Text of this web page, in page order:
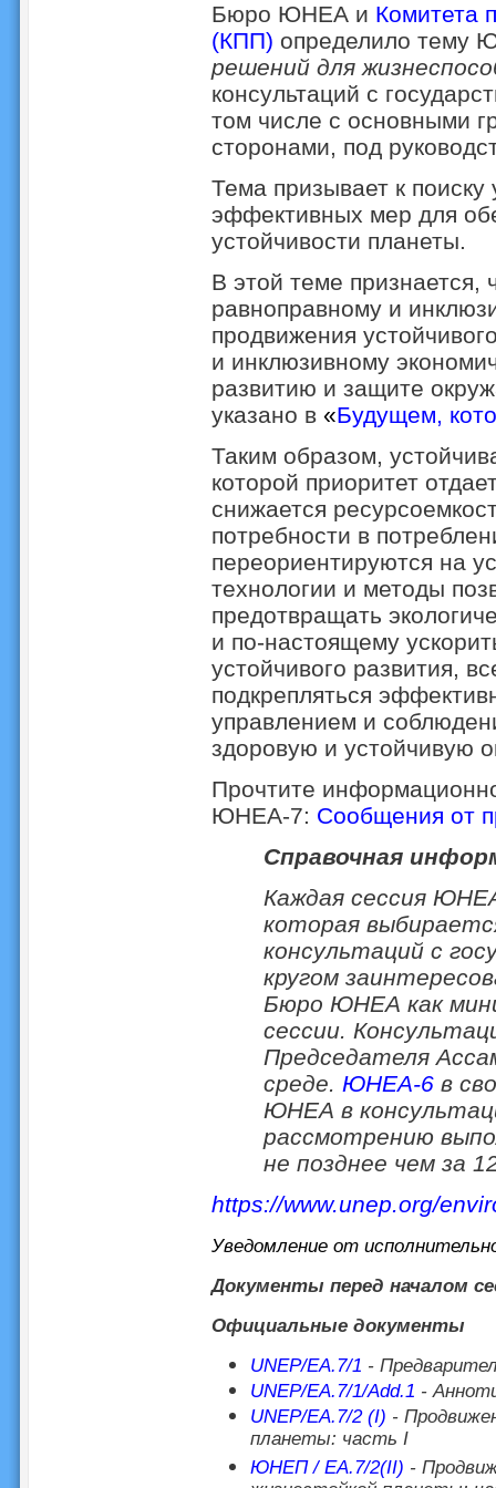
Бюро ЮНЕА и Комитета
(КПП) определило тему
решений для
консультаций с
том числе с основными
сторонами, под
Тема призывает к
эффективных мер для
устойчивости планеты.
В этой теме признается,
равноправному и
продвижения
и инклюзивному
развитию и защите
указано в «Будущем,
Таким образом,
которой приоритет
снижается
потребности в
переориентируются на
технологии и методы
предотвращать
и по-настоящему
устойчивого развития,
подкрепляться
управлением и
здоровую и устойчивую
Прочтите
ЮНЕА-7: Сообщения от
Справочная
Каждая сессия
которая
консультаций с
кругом
Бюро ЮНЕА как
сессии.
Председателя
среде. ЮНЕА-6в
ЮНЕА в
рассмотрению
не позднее чем за
https://www.unep.org/
Уведомление от
Документы перед началом
Официальные документы
UNEP/EA.7/1 -
UNEP/EA.7/1/Add.1 -
UNEP/EA.7/2 (I) -
планеты: часть I
ЮНЕП / EA.7/2(II) -